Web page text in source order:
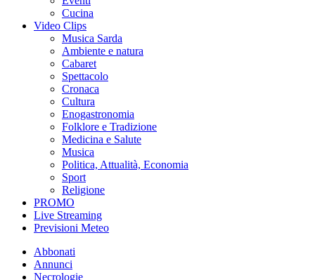
Cucina
Video Clips
Musica Sarda
Ambiente e natura
Cabaret
Spettacolo
Cronaca
Cultura
Enogastronomia
Folklore e Tradizione
Medicina e Salute
Musica
Politica, Attualità, Economia
Sport
Religione
PROMO
Live Streaming
Previsioni Meteo
Abbonati
Annunci
Necrologie